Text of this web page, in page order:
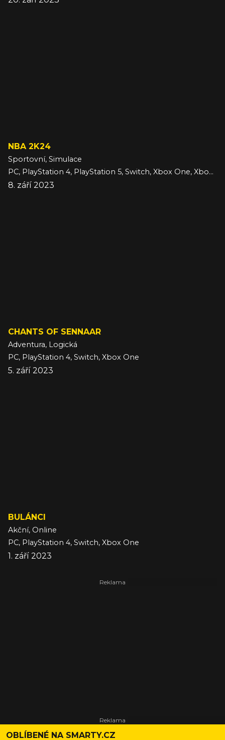
NBA 2K24
Sportovní, Simulace
PC, PlayStation 4, PlayStation 5, Switch, Xbox One, Xbox Series
8. září 2023
CHANTS OF SENNAAR
Adventura, Logická
PC, PlayStation 4, Switch, Xbox One
5. září 2023
BULÁNCI
Akční, Online
PC, PlayStation 4, Switch, Xbox One
1. září 2023
OBLÍBENÉ NA SMARTY.CZ